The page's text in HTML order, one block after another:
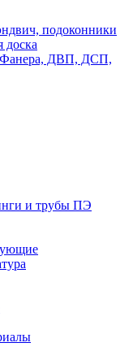
подоконники
доска
Фанера, ДВП, ДСП,
и трубы ПЭ